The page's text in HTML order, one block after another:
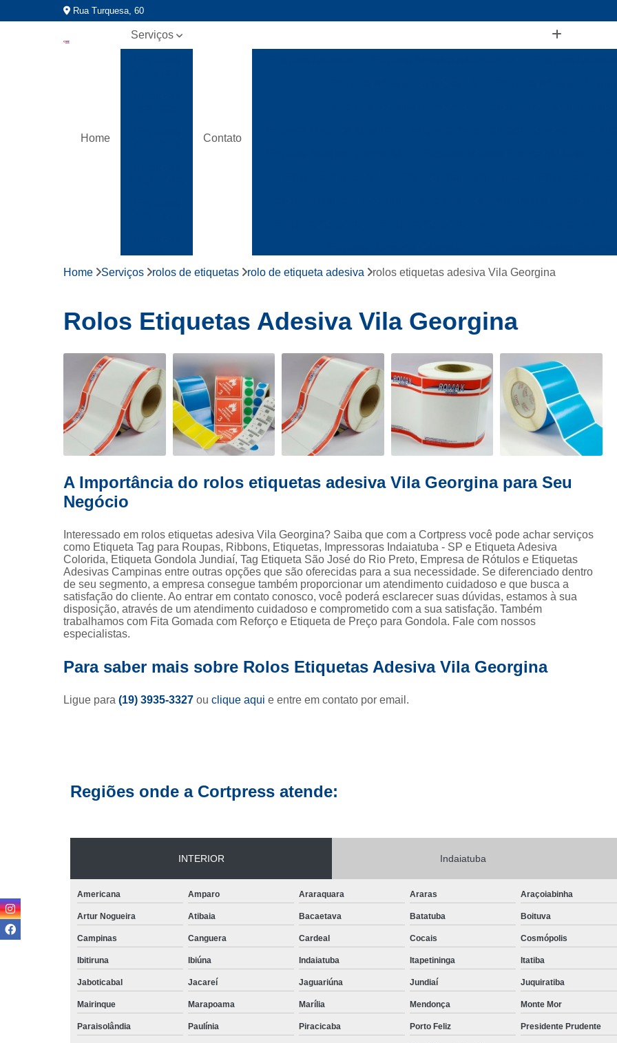
Rua Turquesa, 60
Home
Serviços
Fitas
Ribbons
de cera
Rótulo
Contato
Etiquetas Coloridas para Identificação
Etiqueta de
Etiqueta Digital Gondola
Etiqueta Gondola
Etiqueta Adesiva Redonda
Etiqueta Adesiva Redonda 5 Cm
Etiqueta Adesiva Redonda Transparente
Etiqueta Dourada Redonda
Etiqueta Redonda Adesiva
Etiqueta Redonda Azul
Etiqueta Redonda Personalizada
Etiqueta Redonda
Etiqueta Tag
Etiqueta Tag Adesiva Etiqueta Tag
Etiqueta Tag Personalizada
Tag de Etiqueta Tag Etiqueta
Fita
Fita Gomada de Papel
Fita Gomada Kraft Fita Gomada
Fita Kraft Gomada
Rolo de Fita Gomada Fita Ribbon Cera
Ribbon Cera
Ribbon Cera 110 X 74 Ribbon Cera 110x74
Ribbon Cera Preto
Ribbon de Cera Etiqueta Adesiva em Rolo
Etiqueta Adesiva Rolo
Etiqueta de Rolo
Impressão de Rótulos
Impressão de Rótulos para
Home Serviços rolos de etiquetas rolo de etiqueta adesiva rolos etiquetas adesiva Vila Georgina
Rolos Etiquetas Adesiva Vila Georgina
A Importância do rolos etiquetas adesiva Vila Georgina para Seu
Negócio
Interessado em rolos etiquetas adesiva Vila Georgina? Saiba que com a Cortpress você pode achar serviços
como Etiqueta Tag para Roupas, Ribbons, Etiquetas, Impressoras Indaiatuba - SP e Etiqueta Adesiva
Colorida, Etiqueta Gondola Jundiaí, Tag Etiqueta São José do Rio Preto, Empresa de Rótulos e Etiquetas
Adesivas Campinas entre outras opções que são oferecidas para a sua necessidade. Se diferenciado dentro
de seu segmento, a empresa consegue também proporcionar um atendimento cuidadoso e que busca a
satisfação do cliente. Ao entrar em contato conosco, você poderá esclarecer suas dúvidas, estamos à sua
disposição, através de um atendimento cuidadoso e comprometido com a sua satisfação. Também
trabalhamos com Fita Gomada com Reforço e Etiqueta de Preço para Gondola. Fale com nossos
especialistas.
Para saber mais sobre Rolos Etiquetas Adesiva Vila Georgina
Ligue para (19) 3935-3327 ou clique aqui e entre em contato por email.
Regiões onde a Cortpress atende:
INTERIOR Indaiatuba
Americana Amparo Araraquara Araras Araçoiabinha
Artur Nogueira Atibaia Bacaetava Batatuba Boituva
Campinas Canguera Cardeal Cocais Cosmópolis
Ibitiruna Ibiúna Indaiatuba Itapetininga Itatiba
Jaboticabal Jacareí Jaguariúna Jundiaí Juquiratiba
Mairinque Marapoama Marília Mendonça Monte Mor
Paraisolândia Paulínia Piracicaba Porto Feliz Presidente Prudente